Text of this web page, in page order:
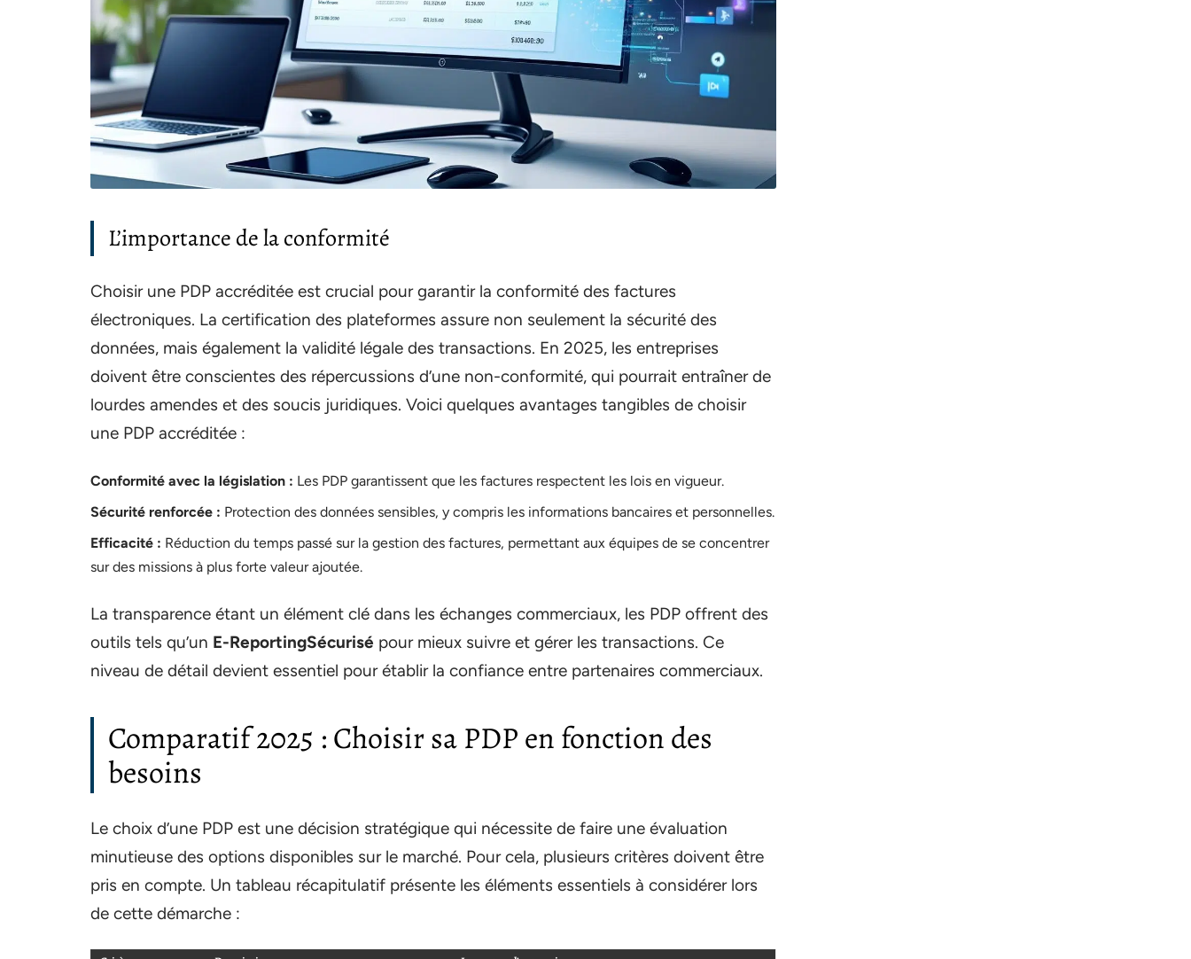
L’importance de la conformité
Choisir une PDP accréditée est crucial pour garantir la conformité des factures
électroniques. La certification des plateformes assure non seulement la sécurité des
données, mais également la validité légale des transactions. En 2025, les entreprises
doivent être conscientes des répercussions d’une non-conformité, qui pourrait entraîner de
lourdes amendes et des soucis juridiques. Voici quelques avantages tangibles de choisir
une PDP accréditée :
Conformité avec la législation : Les PDP garantissent que les factures respectent les lois en vigueur.
Sécurité renforcée : Protection des données sensibles, y compris les informations bancaires et personnelles.
Efficacité : Réduction du temps passé sur la gestion des factures, permettant aux équipes de se concentrer
sur des missions à plus forte valeur ajoutée.
La transparence étant un élément clé dans les échanges commerciaux, les PDP offrent des
outils tels qu’un E-ReportingSécurisé pour mieux suivre et gérer les transactions. Ce
niveau de détail devient essentiel pour établir la confiance entre partenaires commerciaux.
Comparatif 2025 : Choisir sa PDP en fonction des
besoins
Le choix d’une PDP est une décision stratégique qui nécessite de faire une évaluation
minutieuse des options disponibles sur le marché. Pour cela, plusieurs critères doivent être
pris en compte. Un tableau récapitulatif présente les éléments essentiels à considérer lors
de cette démarche :